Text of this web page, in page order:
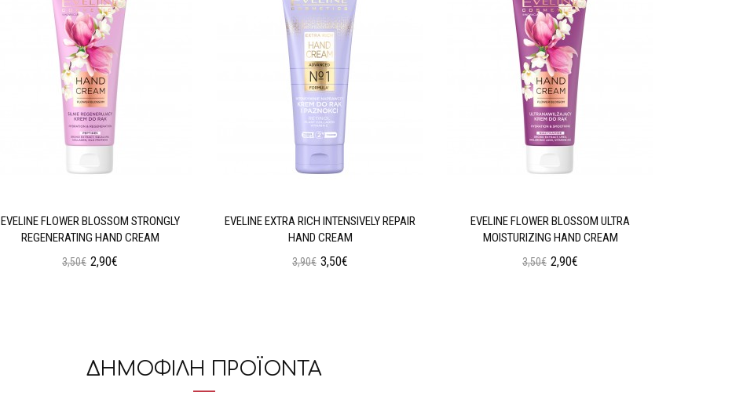
EVELINE FLOWER BLOSSOM STRONGLY
REGENERATING HAND CREAM
3,50€ 2,90€
EVELINE EXTRA RICH INTENSIVELY REPAIR
HAND CREAM
3,90€ 3,50€
EVELINE FLOWER BLOSSOM ULTRA
MOISTURIZING HAND CREAM
3,50€ 2,90€
ΔΗΜΟΦΙΛΗ ΠΡΟΪΟΝΤΑ